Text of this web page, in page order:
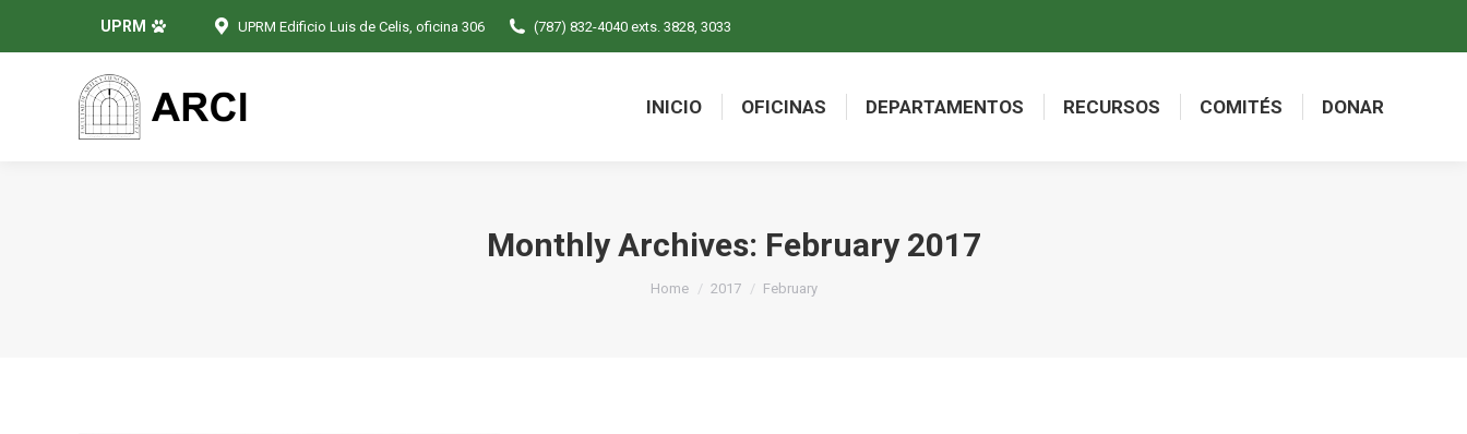
UPRM UPRM Edificio Luis de Celis, oficina 306 (787) 832-4040 exts. 3828, 3033
INICIO OFICINAS DEPARTAMENTOS RECURSOS COMITÉS DONAR
Monthly Archives: February 2017
You are here:
Home 2017 February
INICIO